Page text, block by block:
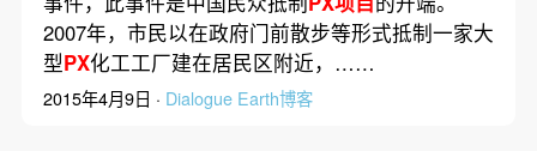
2007年，市民以在政府门前散步等形式抵制一家大
型PX化工工厂建在居民区附近，……
2015年4月9日 · Dialogue Earth博客